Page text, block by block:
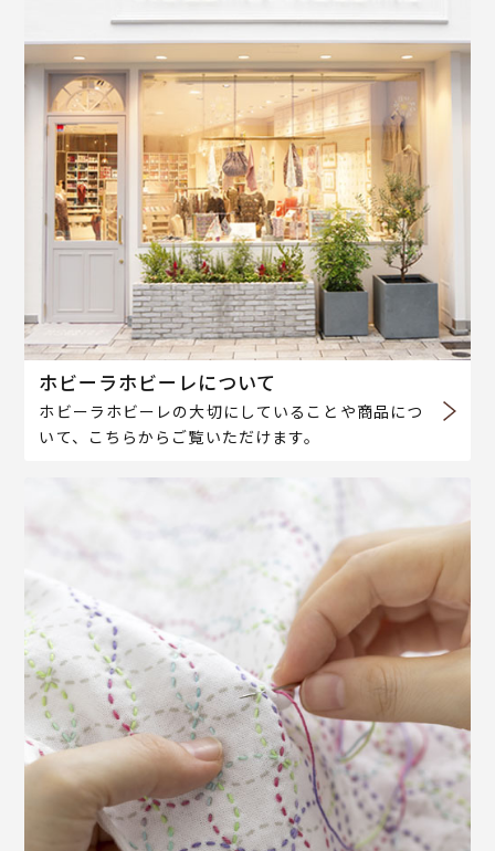
ホビーラホビーレについて
ホビーラホビーレの大切にしていることや商品につ
いて、こちらからご覧いただけます。